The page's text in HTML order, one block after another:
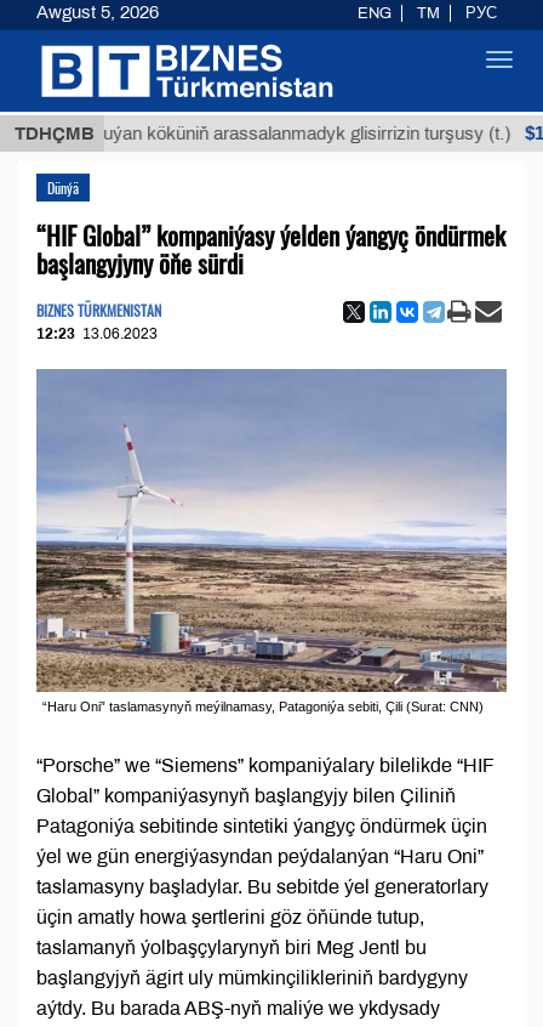
TDHÇMB
Buýan köküniň arassalanmadyk glisirrizin turşusy (t.)
Dünýä
“HIF Global” kompaniýasy ýelden ýangyç öndürmek
başlangyjyny öňe sürdi
BIZNES TÜRKMENISTAN
12:23 13.06.2023
“Haru Oni” taslamasynyň meýilnamasy, Patagoniýa sebiti, Çili (Surat: CNN)
“Porsche” we “Siemens” kompaniýalary bilelikde “HIF
Global” kompaniýasynyň başlangyjy bilen Çiliniň
Patagoniýa sebitinde sintetiki ýangyç öndürmek üçin
ýel we gün energiýasyndan peýdalanýan “Haru Oni”
taslamasyny başladylar. Bu sebitde ýel generatorlary
üçin amatly howa şertlerini göz öňünde tutup,
taslamanyň ýolbaşçylarynyň biri Meg Jentl bu
başlangyjyň ägirt uly mümkinçilikleriniň bardygyny
aýtdy. Bu barada ABŞ-nyň maliýe we ykdysady
Awgust 5, 2026 ENG TM РУС